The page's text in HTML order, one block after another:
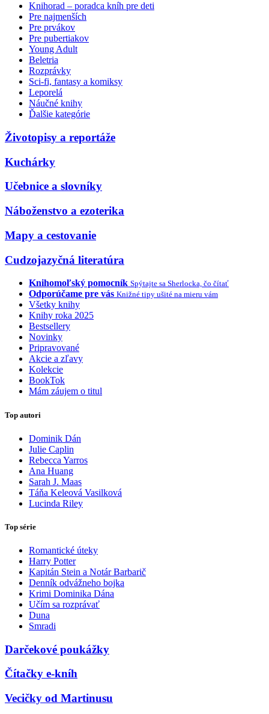
Knihorad – poradca kníh pre deti
Pre najmenších
Pre prvákov
Pre pubertiakov
Young Adult
Beletria
Rozprávky
Sci-fi, fantasy a komiksy
Leporelá
Náučné knihy
Ďalšie kategórie
Životopisy a reportáže
Kuchárky
Učebnice a slovníky
Náboženstvo a ezoterika
Mapy a cestovanie
Cudzojazyčná literatúra
Knihomoľský pomocník Spýtajte sa Sherlocka, čo čítať
Odporúčame pre vás Knižné tipy ušité na mieru vám
Všetky knihy
Knihy roka 2025
Bestsellery
Novinky
Pripravované
Akcie a zľavy
Kolekcie
BookTok
Mám záujem o titul
Top autori
Dominik Dán
Julie Caplin
Rebecca Yarros
Ana Huang
Sarah J. Maas
Táňa Keleová Vasilková
Lucinda Riley
Top série
Romantické úteky
Harry Potter
Kapitán Stein a Notár Barbarič
Denník odvážneho bojka
Krimi Dominika Dána
Učím sa rozprávať
Duna
Smradi
Darčekové poukážky
Čítačky e-kníh
Vecičky od Martinusu